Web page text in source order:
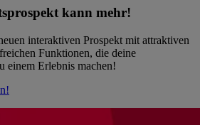
kann mehr!
interaktiven Prospekt mit attraktiven
Funktionen, die deine
einem Erlebnis machen!